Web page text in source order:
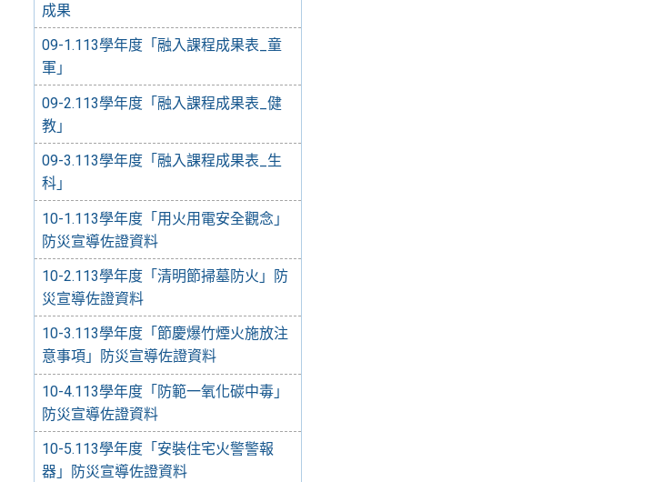
成果
09-1.113學年度「融入課程成果表_童
軍」
09-2.113學年度「融入課程成果表_健
教」
09-3.113學年度「融入課程成果表_生
科」
10-1.113學年度「用火用電安全觀念」
防災宣導佐證資料
10-2.113學年度「清明節掃墓防火」防
災宣導佐證資料
10-3.113學年度「節慶爆竹煙火施放注
意事項」防災宣導佐證資料
10-4.113學年度「防範一氧化碳中毒」
防災宣導佐證資料
10-5.113學年度「安裝住宅火警警報
器」防災宣導佐證資料